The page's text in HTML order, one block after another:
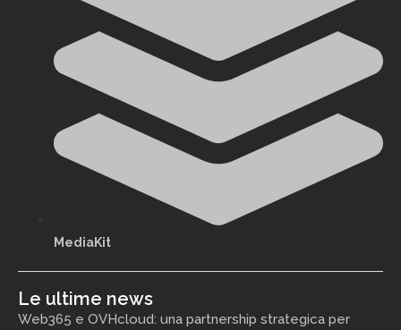
MediaKit
Le ultime news
Web365 e OVHcloud: una partnership strategica per